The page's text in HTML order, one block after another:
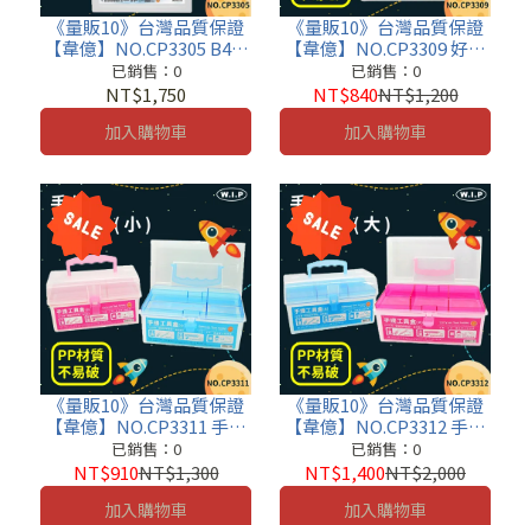
《量販10》台灣品質保證
【韋億】NO.CP3305 B4手
提資料盒 文書盒 收納盒 小
物盒 工具盒 便利盒 老師的
好幫手
已銷售：0
NT$1,750
加入購物車
《量販10》台灣品質保證
【韋億】NO.CP3309 好幫
手工具盒(中) 文書盒 收納
盒 小物盒 資料盒 便利盒 老
師的好幫手
已銷售：0
NT$840NT$1,200
加入購物車
《量販10》台灣品質保證
【韋億】NO.CP3311 手提
工具盒(小) 文書盒 收納盒
小物盒 資料盒 便利盒 老師
的好幫手
已銷售：0
NT$910NT$1,300
加入購物車
《量販10》台灣品質保證
【韋億】NO.CP3312 手提
工具盒(大) 文書盒 收納盒
小物盒 資料盒 便利盒 老師
的好幫手
已銷售：0
NT$1,400NT$2,000
加入購物車